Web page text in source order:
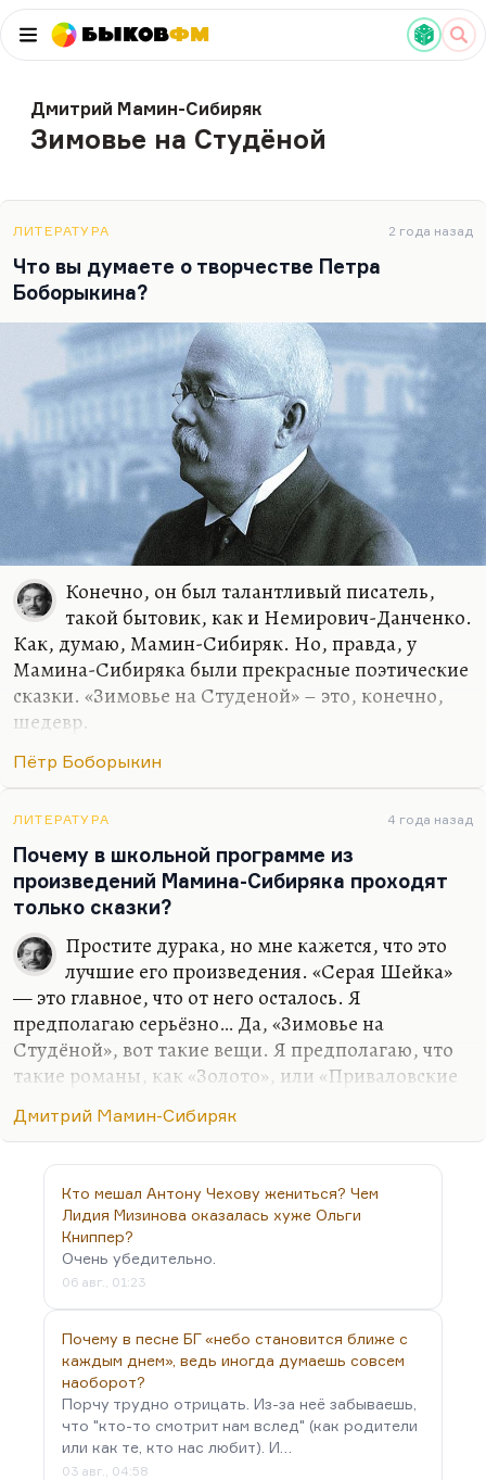
БыковФМ
Дмитрий Мамин-Сибиряк
Зимовье на Студёной
ЛИТЕРАТУРА 2 года назад
Что вы думаете о творчестве Петра
Боборыкина?
Конечно, он был талантливый писатель,
такой бытовик, как и Немирович-Данченко.
Как, думаю, Мамин-Сибиряк. Но, правда, у
Мамина-Сибиряка были прекрасные поэтические
сказки. «Зимовье на Студеной» – это, конечно,
шедевр.
Понимаете, меня одно в Боборыкине несколько
тон. Его повествование, его проза… Она изложена
простоватом тоне. Он подшучивает. У Эртеля в
«Гардениных» есть благородная серьезность тона,
трагическая. У Салтыкова-Щедрина просто
отчаяние. А Боборыкин, его тон иногда даже
искренний, но все равно это он легкого человека.
Это болтовня. У меня было такое ощущение.…
Пётр Боборыкин
ЛИТЕРАТУРА 4 года назад
Почему в школьной программе из
произведений Мамина-Сибиряка проходят
только сказки?
Простите дурака, но мне кажется, что это
лучшие его произведения. «Серая Шейка»
— это главное, что от него осталось. Я
предполагаю серьёзно… Да, «Зимовье на
Студёной», вот такие вещи. Я предполагаю, что
такие романы, как «Золото», или «Приваловские
удовольствием прочитает человек, которому
удовольствием он, по-моему, прочитает,
например, «Угрюм-реку» шишковскую, которая
немножко пожиже, но она по-своему не менее
увлекательна.
Дмитрий Мамин-Сибиряк
Кто мешал Антону Чехову жениться? Чем
Лидия Мизинова оказалась хуже Ольги
Книппер?
Очень убедительно.
06 авг., 01:23
Почему в песне БГ «небо становится ближе с
каждым днем», ведь иногда думаешь совсем
наоборот?
Порчу трудно отрицать. Из-за неё забываешь,
что "кто-то смотрит нам вслед" (как родители
или как те, кто нас любит). И…
03 авг., 04:58